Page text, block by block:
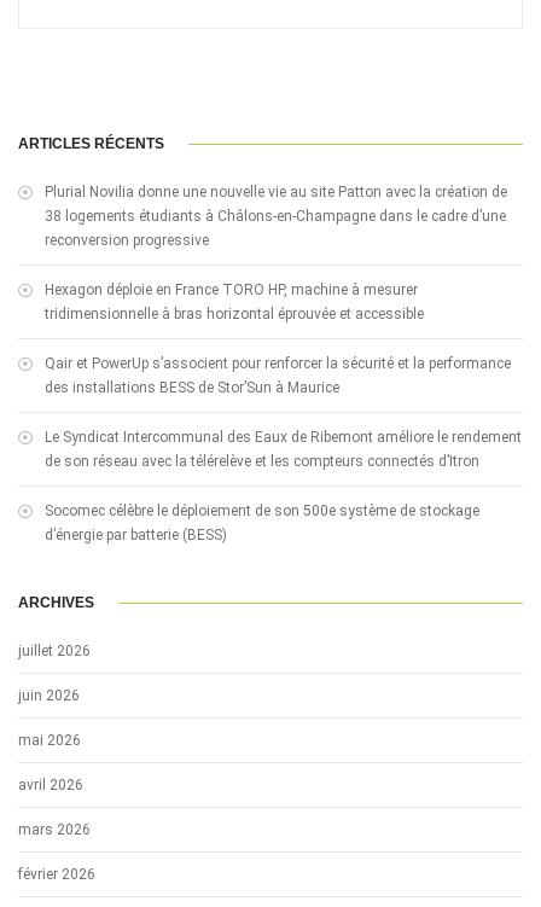
ARTICLES RÉCENTS
Plurial Novilia donne une nouvelle vie au site Patton avec la création de
38 logements étudiants à Châlons-en-Champagne dans le cadre d’une
reconversion progressive
Hexagon déploie en France TORO HP, machine à mesurer
tridimensionnelle à bras horizontal éprouvée et accessible
Qair et PowerUp s’associent pour renforcer la sécurité et la performance
des installations BESS de Stor’Sun à Maurice
Le Syndicat Intercommunal des Eaux de Ribemont améliore le rendement
de son réseau avec la télérelève et les compteurs connectés d’Itron
Socomec célèbre le déploiement de son 500e système de stockage
d’énergie par batterie (BESS)
ARCHIVES
juillet 2026
juin 2026
mai 2026
avril 2026
mars 2026
février 2026